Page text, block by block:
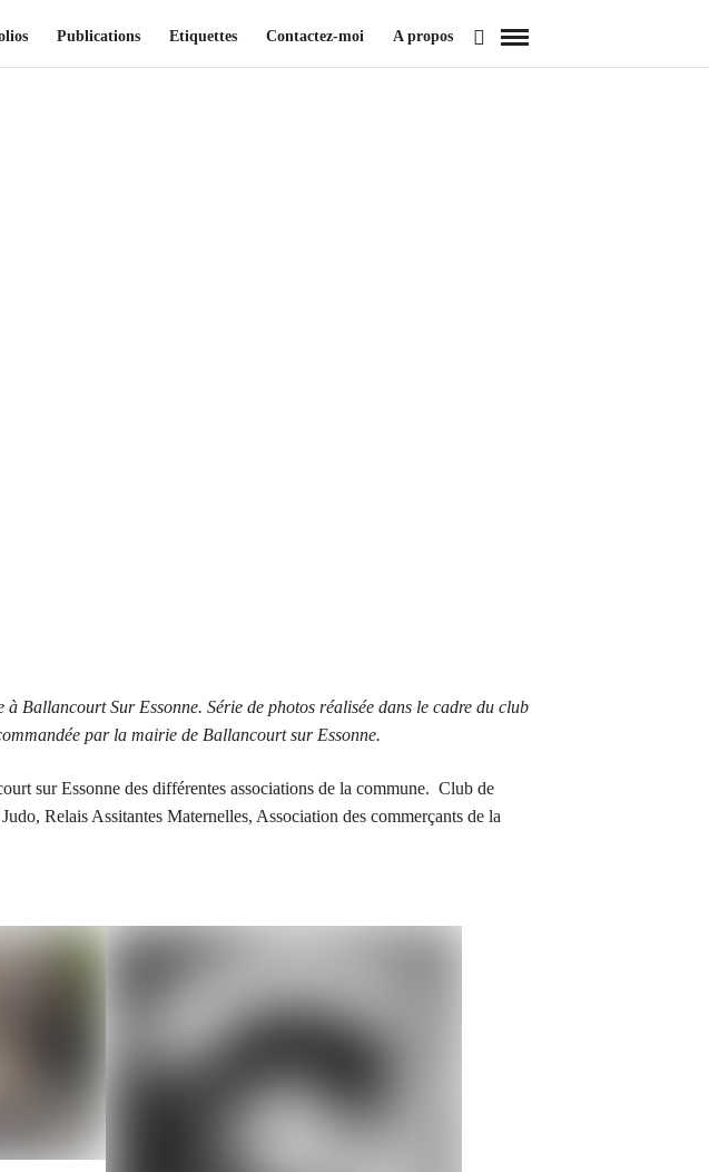
Publications Etiquettes Contactez-moi A propos
Ballancourt Sur Essonne. Série de photos réalisée dans le cadre du club
par la mairie de Ballancourt sur Essonne.
sur Essonne des différentes associations de la commune. Club de
Relais Assitantes Maternelles, Association des commerçants de la